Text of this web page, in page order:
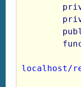
localhost/